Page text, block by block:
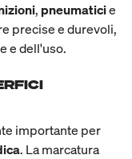
, pneumaticie
precise e durevoli,
e dell'uso.
importante per
. La marcatura